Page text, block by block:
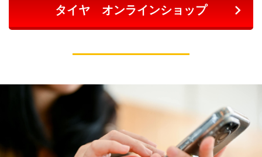
タイヤ オンラインショップ